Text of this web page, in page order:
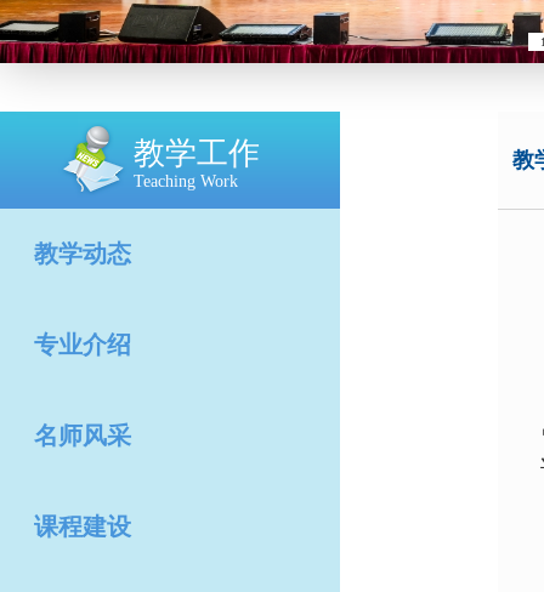
教学工作
Teaching Work
教学动态
专业介绍
名师风采
课程建设
教